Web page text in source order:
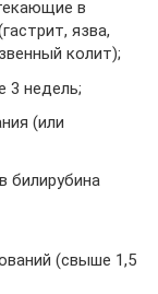
в
язва,
колит);
3 недель;
(или
билирубина
(свыше 1,5